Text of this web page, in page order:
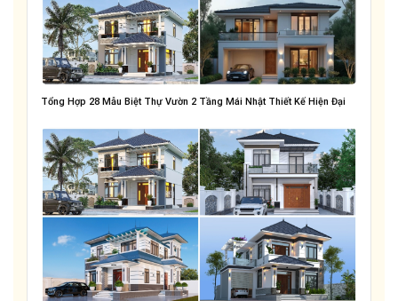
Tổng Hợp 28 Mẫu Biệt Thự Vườn 2 Tầng Mái Nhật Thiết Kế Hiện Đại